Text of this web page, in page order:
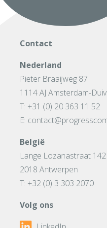
Contact
Nederland
Pieter Braaijweg 87
1114 AJ Amsterdam-
T: +31 (0) 20 363 11 52
E:
België
Lange Lozanastraat 142
2018 Antwerpen
T: +32 (0) 3 303 2070
Volg ons